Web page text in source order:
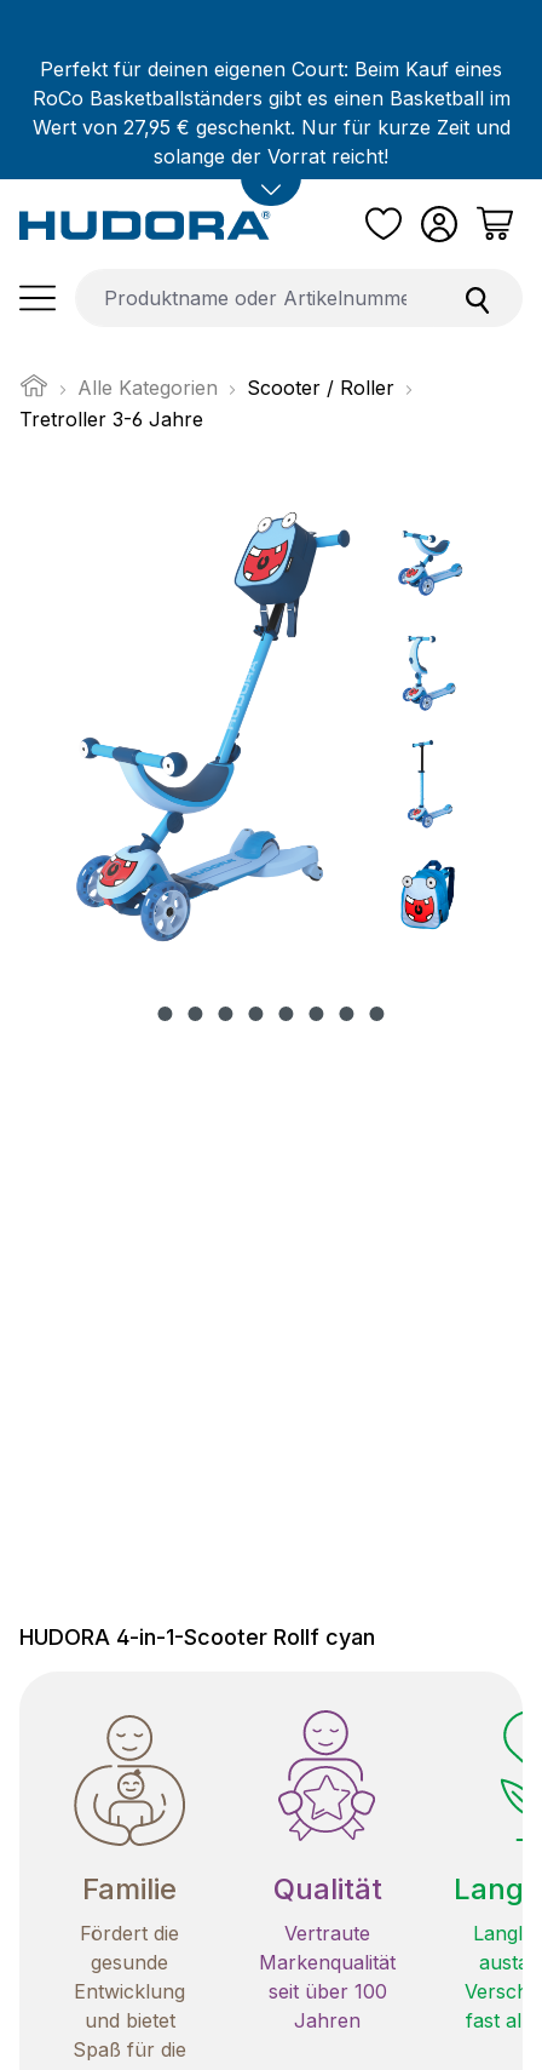
Perfekt für deinen eigenen Court: Beim Kauf eines
RoCo Basketballständers gibt es einen Basketball im
Wert von 27,95 € geschenkt. Nur für kurze Zeit und
solange der Vorrat reicht!
Alle Kategorien
Scooter / Roller
Tretroller 3-6 Jahre
HUDORA 4-in-1-Scooter Rollf cyan
Familie
Fördert die
gesunde
Entwicklung
und bietet
Spaß für die
Qualität
Vertraute
Markenqualität
seit über 100
Jahren
fast